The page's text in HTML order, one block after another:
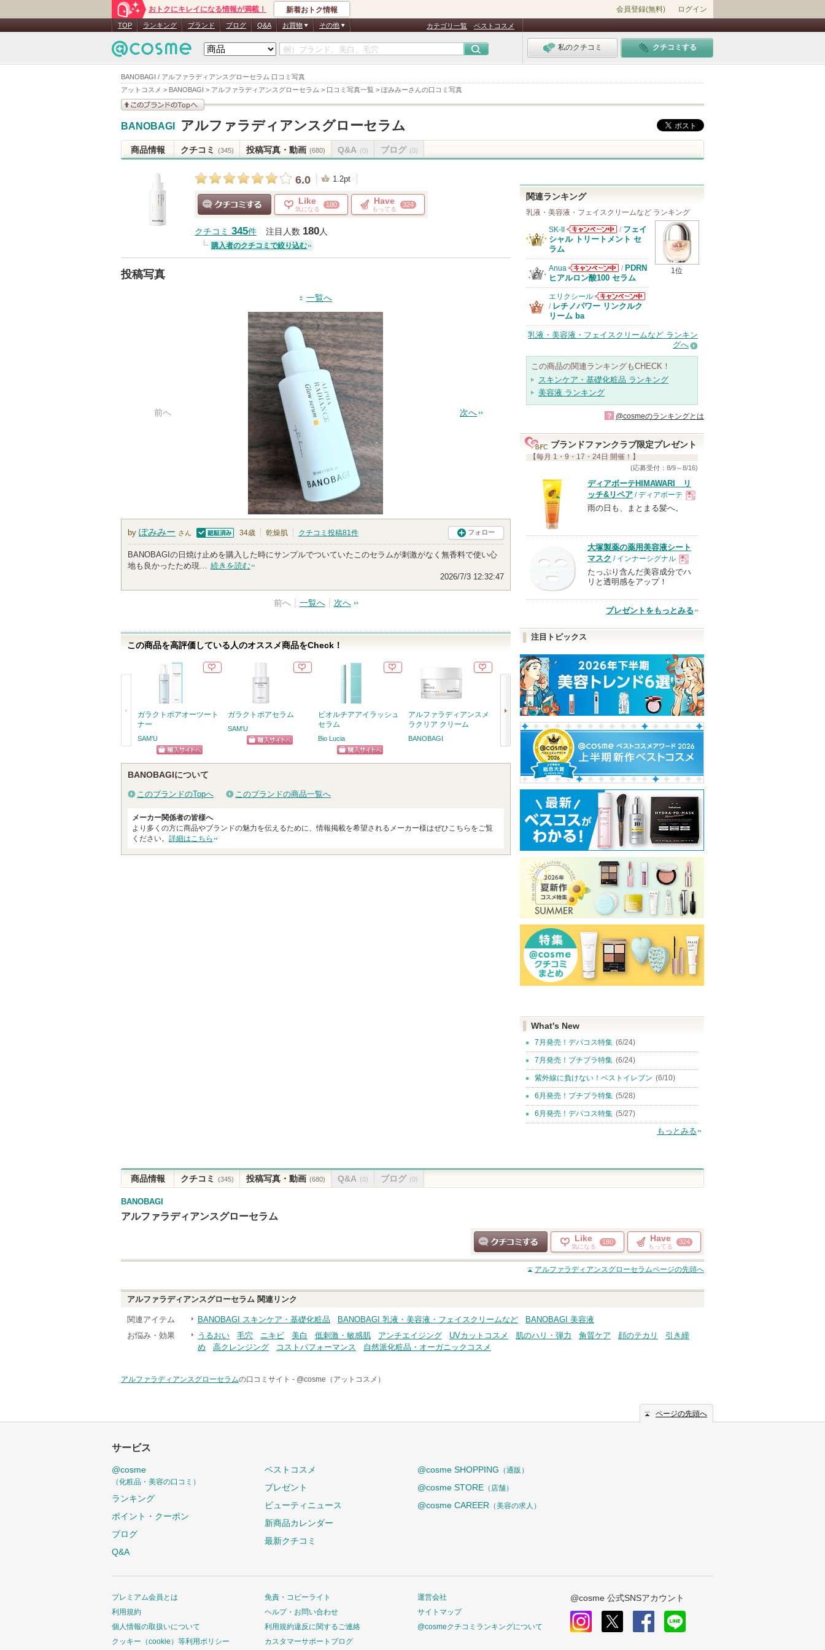
BANOBAGI / アルファラディアンスグローセラム 口コミ写真
アットコスメ > BANOBAGI > アルファラディアンスグローセラム > 口コミ写真一覧 > ぽみみーさんの口コミ写真
おトクにキレイになる情報が満載！ 新着おトク情報 会員登録(無料) ログイン
TOP ランキング ブランド ブログ Q&A お買物 その他 カテゴリ一覧 ベストコスメ
私のクチコミ クチコミする
このブランドの情報を
BANOBAGI アルファラディアンスグローセラム
商品情報 クチコミ (345) 投稿写真・動画 (680) Q&A (0) ブログ (0)
6.0 1.2pt
Like
気になる
180 Have
もってる
324
クチコミ 345件 注目人数 180人
購入者のクチコミで絞り込む
投稿写真
一覧へ
前へ 次へ
by ぽみみー さん
認証済
34歳 乾燥肌 クチコミ投稿81件 フォロー
BANOBAGIの日焼け止めを購入した時にサンプルでついていたこのセラムが刺激がなく無香料で使い心
地も良かったため現… 続きを読む
2026/7/3 12:32:47
前へ 一覧へ 次へ
この商品を高評価している人のオススメ商品をCheck！
る
ガラクトポアオーツート
ナー
SAM'U
ショッピン
グサイトへ
ガラクトポアセラム
SAM'U
ビオルチアアイラッシュ
セラム
Bio Lucia
ショッピン
アルファラディアンスメ
ラクリア クリーム
BANOBAGI
カールアップマスカラ
ミゼルエディ
PDRNアンチエイジング
クリーム
Black Perfection Cover
Fit Cushion
グサイトへ
BANOBAGIについて
このブランドのTopへ このブランドの商品一覧へ
メーカー関係者の皆様へ
より多くの方に商品やブランドの魅力を伝えるために、情報掲載を希望されるメーカー様はぜひこちらをご覧
ください。 詳細はこちら
関連ランキング
乳液・美容液・フェイスクリームなど ランキング
1位
SK-II
SK-IIからのお
/ フェイ
シャル トリートメント セ
ラム
Anua
Anuaからのお
知らせがありま
す
/ PDRN
ヒアルロン酸100 セラム
エリクシール
エリクシールか
/ レチノパワー リンクルク
リーム ba
乳液・美容液・フェイスクリームなど ランキン
グへ
この商品の関連ランキングもCHECK！
スキンケア・基礎化粧品 ランキング
美容液 ランキング
? @cosmeのランキングとは
ブランドファンクラブ限定プレゼント
【毎月 1・9・17・24日 開催！】
(応募受付：8/9～8/16)
ディアボーテHIMAWARI リ
ッチ&リペア / ディアボーテ
品
雨の日も、まとまる髪へ。
大塚製薬の薬用美容液シート
マスク / インナーシグナル
現
品
たっぷり含んだ美容成分でハ
リと透明感をアップ！
プレゼントをもっとみる
注目トピックス
What's New
7月発売！デパコス特集 (6/24)
7月発売！プチプラ特集 (6/24)
紫外線に負けない！ベストイレブン (6/10)
6月発売！プチプラ特集 (5/28)
6月発売！デパコス特集 (5/27)
もっとみる
商品情報 クチコミ (345) 投稿写真・動画 (680) Q&A (0) ブログ (0)
BANOBAGI
アルファラディアンスグローセラム
クチコミする
Like
気になる
180 Have
もってる
324
アルファラディアンスグローセラムページの先頭へ
アルファラディアンスグローセラム 関連リンク
関連アイテム BANOBAGI スキンケア・基礎化粧品 BANOBAGI 乳液・美容液・フェイスクリームなど
BANOBAGI 美容液
お悩み・効果
うるおい 毛穴 ニキビ 美白 低刺激・敏感肌 アンチエイジング UVカットコスメ 肌のハリ・弾力 角質ケア 顔のテカリ
引き締
め
高クレンジング コストパフォーマンス 自然派化粧品・オーガニックコスメ
アルファラディアンスグローセラムの口コミサイト - @cosme（アットコスメ）
ページの先頭へ
サービス
@cosme
（化粧品・美容の口コミ）
ランキング
ポイント・クーポン
ブログ
Q&A
ベストコスメ
プレゼント
ビューティニュース
新商品カレンダー
最新クチコミ
@cosme SHOPPING （通販）
@cosme STORE （店舗）
@cosme CAREER （美容の求人）
プレミアム会員とは
利用規約
個人情報の取扱いについて
クッキー（cookie）等利用ポリシー
免責・コピーライト
ヘルプ・お問い合わせ
利用規約違反に関するご連絡
カスタマーサポートブログ
運営会社
サイトマップ
@cosmeクチコミランキングについて
@cosme 公式SNSアカウント